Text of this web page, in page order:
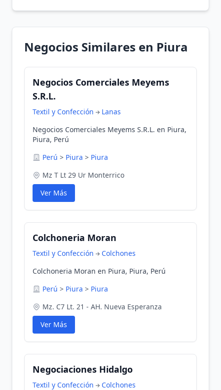
Negocios Similares en Piura
Negocios Comerciales Meyems
S.R.L.
Textil y Confección
Lanas
Negocios Comerciales Meyems S.R.L. en Piura,
Piura, Perú
Perú > Piura > Piura
Mz T Lt 29 Ur Monterrico
Ver Más
Colchoneria Moran
Textil y Confección
Colchones
Colchoneria Moran en Piura, Piura, Perú
Perú > Piura > Piura
Mz. C7 Lt. 21 - AH. Nueva Esperanza
Ver Más
Negociaciones Hidalgo
Textil y Confección
Colchones